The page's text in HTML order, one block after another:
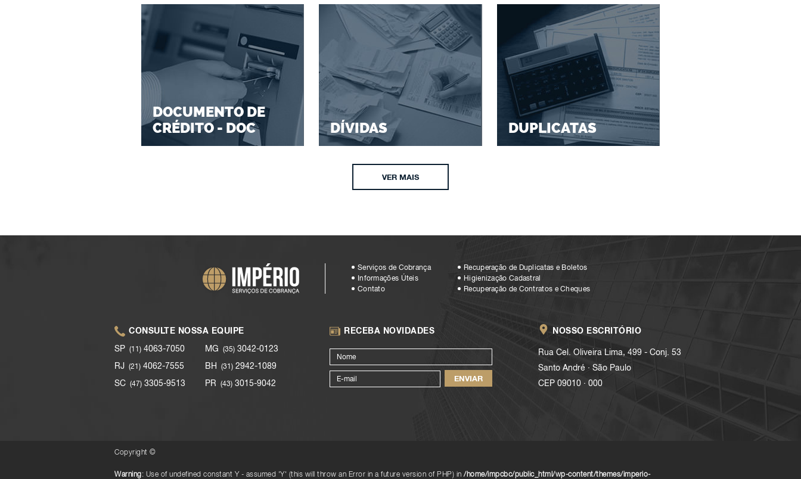
DOCUMENTO DE
CRÉDITO - DOC
DÍVIDAS DUPLICATAS
VER MAIS
Serviços de Cobrança
Informações Úteis
Contato
Recuperação de Duplicatas e Boletos
Higienização Cadastral
Recuperação de Contratos e Cheques
CONSULTE NOSSA EQUIPE
SP (11) 4063-7050
RJ (21) 4062-7555
SC (47) 3305-9513
MG (35) 3042-0123
BH (31) 2942-1089
PR (43) 3015-9042
RECEBA NOVIDADES NOSSO ESCRITÓRIO
Rua Cel. Oliveira Lima, 499 - Conj. 53
Santo André . São Paulo
CEP 09010 . 000
Copyright ©
Warning: Use of undefined constant Y - assumed 'Y' (this will throw an Error in a future version of PHP) in /home/impcbc/public_html/wp-content/themes/imperio-